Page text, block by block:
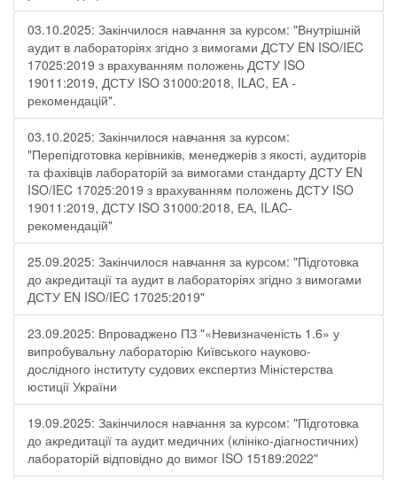
03.10.2025: Закінчилося навчання за курсом: "Внутрішній
аудит в лабораторіях згідно з вимогами ДСТУ EN ISO/IEC
17025:2019 з врахуванням положень ДСТУ ISO
19011:2019, ДСТУ ISO 31000:2018, ILAC, EA -
рекомендацій".
03.10.2025: Закінчилося навчання за курсом:
"Перепідготовка керівників, менеджерів з якості, аудиторів
та фахівців лабораторій за вимогами стандарту ДСТУ EN
ISO/IEC 17025:2019 з врахуванням положень ДСТУ ISO
19011:2019, ДСТУ ISO 31000:2018, ЕА, ILAC-
рекомендацій"
25.09.2025: Закінчилося навчання за курсом: "Підготовка
до акредитації та аудит в лабораторіях згідно з вимогами
ДСТУ EN ISO/IEC 17025:2019"
23.09.2025: Впроваджено ПЗ "«Невизначеність 1.6» у
випробувальну лабораторію Київського науково-
дослідного інституту судових експертиз Міністерства
юстиції України
19.09.2025: Закінчилося навчання за курсом: "Підготовка
до акредитації та аудит медичних (клініко-діагностичних)
лабораторій відповідно до вимог ISO 15189:2022"